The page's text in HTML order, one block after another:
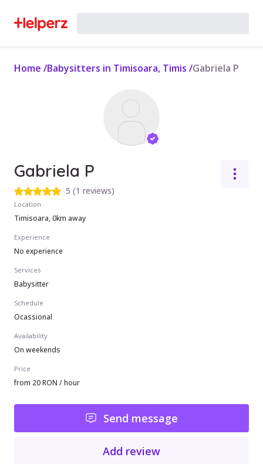
Home /Babysitters in Timisoara, Timis /Gabriela P
Gabriela P
5 (1 reviews)
Location
Timisoara, 0km away
Experience
No experience
Services
Babysitter
Schedule
Ocassional
Availability
On weekends
Price
from 20 RON / hour
Send message
Add review